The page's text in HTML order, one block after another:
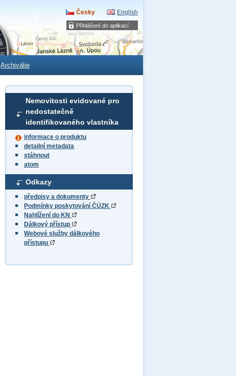
Přihlášení do aplikací
Česky English
Archiválie
Nemovitosti evidované pro
nedostatečně
identifikovaného vlastníka
informace o produktu
detailní metadata
stáhnout
atom
Odkazy
předpisy a dokumenty
Podmínky poskytování ČÚZK
Nahlížení do KN
Dálkový přístup
Webové služby dálkového
přístupu